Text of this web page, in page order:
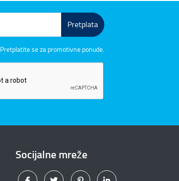
Pretplata
Pretplatite se za promotivne ponude.
Socijalne mreže